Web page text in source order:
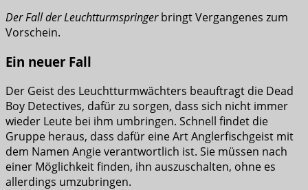
Der Fall der Leuchtturmspringerbringt Vergangenes zum
Vorschein.
Ein neuer Fall
Der Geist des Leuchtturmwächters beauftragt die Dead
Boy Detectives, dafür zu sorgen, dass sich nicht immer
wieder Leute bei ihm umbringen. Schnell findet die
Gruppe heraus, dass dafür eine Art Anglerfischgeist mit
dem Namen Angie verantwortlich ist. Sie müssen nach
einer Möglichkeit finden, ihn auszuschalten, ohne es
allerdings umzubringen.